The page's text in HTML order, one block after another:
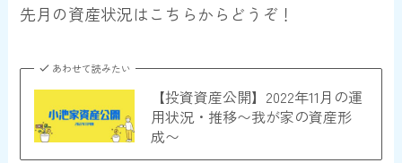
先月の資産状況はこちらからどうぞ！
あわせて読みたい
【投資資産公開】2022年11月の運
用状況・推移〜我が家の資産形
成〜